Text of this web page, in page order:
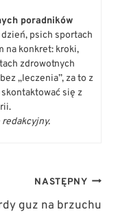
poradników
psich sportach
na konkret: kroki,
zdrowotnych
„leczenia”, za to z
się z
NASTĘPNY
guz na brzuchu